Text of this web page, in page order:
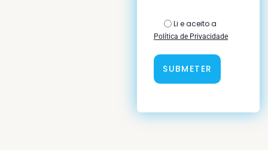
Li e aceito a
Política de Privacidade